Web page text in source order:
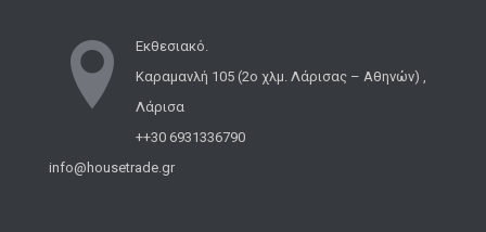
Εκθεσιακό.
Καραμανλή 105 (2ο χλμ. Λάρισας – Αθηνών) ,
Λάρισα
++30 6931336790
info@housetrade.gr